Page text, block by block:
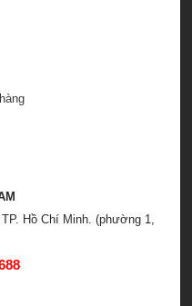
Hồ Chí Minh. (phường 1,